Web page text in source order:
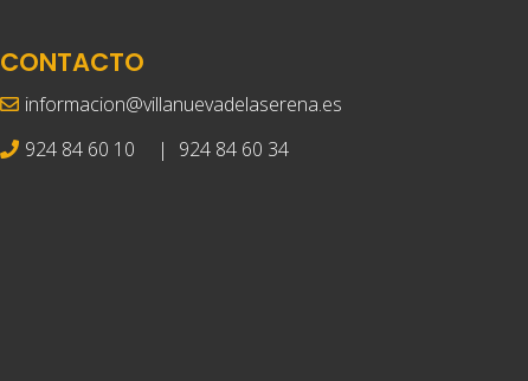
CONTACTO
informacion@villanuevadelaserena.es
924 84 60 10
| 924 84 60 34